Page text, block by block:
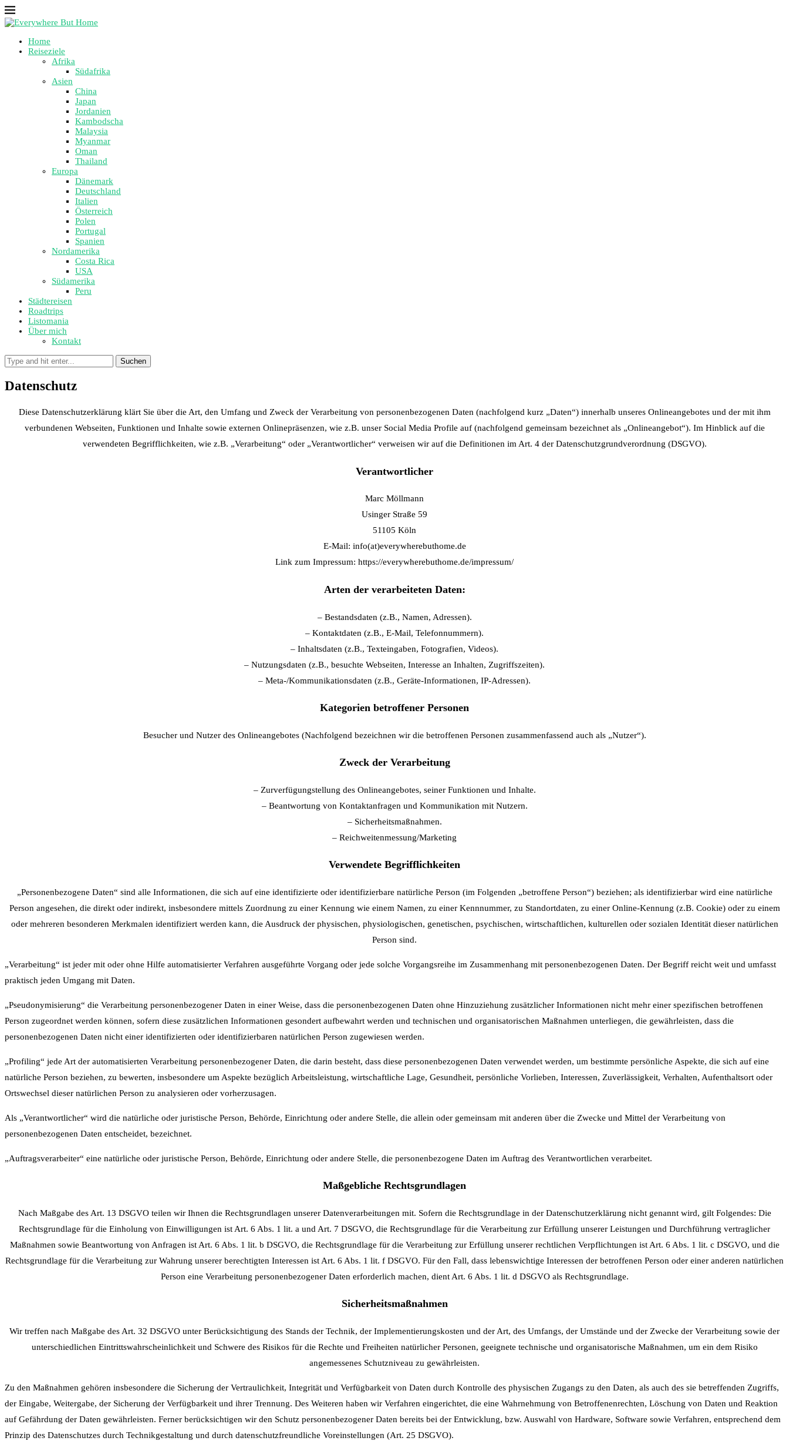
Home
Reiseziele
Afrika
Südafrika
Asien
China
Japan
Jordanien
Kambodscha
Malaysia
Myanmar
Oman
Thailand
Europa
Dänemark
Deutschland
Italien
Österreich
Polen
Portugal
Spanien
Nordamerika
Costa Rica
USA
Südamerika
Peru
Städtereisen
Roadtrips
Listomania
Über mich
Kontakt
Suchen
Datenschutz
Diese Datenschutzerklärung klärt Sie über die Art, den Umfang und Zweck der Verarbeitung von personenbezogenen Daten (nachfolgend kurz „Daten“) innerhalb unseres Onlineangebotes und der mit ihm
verbundenen Webseiten, Funktionen und Inhalte sowie externen Onlinepräsenzen, wie z.B. unser Social Media Profile auf (nachfolgend gemeinsam bezeichnet als „Onlineangebot“). Im Hinblick auf die
verwendeten Begrifflichkeiten, wie z.B. „Verarbeitung“ oder „Verantwortlicher“ verweisen wir auf die Definitionen im Art. 4 der Datenschutzgrundverordnung (DSGVO).
Verantwortlicher
Marc Möllmann
Usinger Straße 59
51105 Köln
E-Mail: info(at)everywherebuthome.de
Link zum Impressum: https://everywherebuthome.de/impressum/
Arten der verarbeiteten Daten:
– Bestandsdaten (z.B., Namen, Adressen).
– Kontaktdaten (z.B., E-Mail, Telefonnummern).
– Inhaltsdaten (z.B., Texteingaben, Fotografien, Videos).
– Nutzungsdaten (z.B., besuchte Webseiten, Interesse an Inhalten, Zugriffszeiten).
– Meta-/Kommunikationsdaten (z.B., Geräte-Informationen, IP-Adressen).
Kategorien betroffener Personen
Besucher und Nutzer des Onlineangebotes (Nachfolgend bezeichnen wir die betroffenen Personen zusammenfassend auch als „Nutzer“).
Zweck der Verarbeitung
– Zurverfügungstellung des Onlineangebotes, seiner Funktionen und Inhalte.
– Beantwortung von Kontaktanfragen und Kommunikation mit Nutzern.
– Sicherheitsmaßnahmen.
– Reichweitenmessung/Marketing
Verwendete Begrifflichkeiten
„Personenbezogene Daten“ sind alle Informationen, die sich auf eine identifizierte oder identifizierbare natürliche Person (im Folgenden „betroffene Person“) beziehen; als identifizierbar wird eine natürliche
Person angesehen, die direkt oder indirekt, insbesondere mittels Zuordnung zu einer Kennung wie einem Namen, zu einer Kennnummer, zu Standortdaten, zu einer Online-Kennung (z.B. Cookie) oder zu einem
oder mehreren besonderen Merkmalen identifiziert werden kann, die Ausdruck der physischen, physiologischen, genetischen, psychischen, wirtschaftlichen, kulturellen oder sozialen Identität dieser natürlichen
Person sind.
„Verarbeitung“ ist jeder mit oder ohne Hilfe automatisierter Verfahren ausgeführte Vorgang oder jede solche Vorgangsreihe im Zusammenhang mit personenbezogenen Daten. Der Begriff reicht weit und umfasst
praktisch jeden Umgang mit Daten.
„Pseudonymisierung“ die Verarbeitung personenbezogener Daten in einer Weise, dass die personenbezogenen Daten ohne Hinzuziehung zusätzlicher Informationen nicht mehr einer spezifischen betroffenen
Person zugeordnet werden können, sofern diese zusätzlichen Informationen gesondert aufbewahrt werden und technischen und organisatorischen Maßnahmen unterliegen, die gewährleisten, dass die
personenbezogenen Daten nicht einer identifizierten oder identifizierbaren natürlichen Person zugewiesen werden.
„Profiling“ jede Art der automatisierten Verarbeitung personenbezogener Daten, die darin besteht, dass diese personenbezogenen Daten verwendet werden, um bestimmte persönliche Aspekte, die sich auf eine
natürliche Person beziehen, zu bewerten, insbesondere um Aspekte bezüglich Arbeitsleistung, wirtschaftliche Lage, Gesundheit, persönliche Vorlieben, Interessen, Zuverlässigkeit, Verhalten, Aufenthaltsort oder
Ortswechsel dieser natürlichen Person zu analysieren oder vorherzusagen.
Als „Verantwortlicher“ wird die natürliche oder juristische Person, Behörde, Einrichtung oder andere Stelle, die allein oder gemeinsam mit anderen über die Zwecke und Mittel der Verarbeitung von
personenbezogenen Daten entscheidet, bezeichnet.
„Auftragsverarbeiter“ eine natürliche oder juristische Person, Behörde, Einrichtung oder andere Stelle, die personenbezogene Daten im Auftrag des Verantwortlichen verarbeitet.
Maßgebliche Rechtsgrundlagen
Nach Maßgabe des Art. 13 DSGVO teilen wir Ihnen die Rechtsgrundlagen unserer Datenverarbeitungen mit. Sofern die Rechtsgrundlage in der Datenschutzerklärung nicht genannt wird, gilt Folgendes: Die
Rechtsgrundlage für die Einholung von Einwilligungen ist Art. 6 Abs. 1 lit. a und Art. 7 DSGVO, die Rechtsgrundlage für die Verarbeitung zur Erfüllung unserer Leistungen und Durchführung vertraglicher
Maßnahmen sowie Beantwortung von Anfragen ist Art. 6 Abs. 1 lit. b DSGVO, die Rechtsgrundlage für die Verarbeitung zur Erfüllung unserer rechtlichen Verpflichtungen ist Art. 6 Abs. 1 lit. c DSGVO, und die
Rechtsgrundlage für die Verarbeitung zur Wahrung unserer berechtigten Interessen ist Art. 6 Abs. 1 lit. f DSGVO. Für den Fall, dass lebenswichtige Interessen der betroffenen Person oder einer anderen natürlichen
Person eine Verarbeitung personenbezogener Daten erforderlich machen, dient Art. 6 Abs. 1 lit. d DSGVO als Rechtsgrundlage.
Sicherheitsmaßnahmen
Wir treffen nach Maßgabe des Art. 32 DSGVO unter Berücksichtigung des Stands der Technik, der Implementierungskosten und der Art, des Umfangs, der Umstände und der Zwecke der Verarbeitung sowie der
unterschiedlichen Eintrittswahrscheinlichkeit und Schwere des Risikos für die Rechte und Freiheiten natürlicher Personen, geeignete technische und organisatorische Maßnahmen, um ein dem Risiko
angemessenes Schutzniveau zu gewährleisten.
Zu den Maßnahmen gehören insbesondere die Sicherung der Vertraulichkeit, Integrität und Verfügbarkeit von Daten durch Kontrolle des physischen Zugangs zu den Daten, als auch des sie betreffenden Zugriffs,
der Eingabe, Weitergabe, der Sicherung der Verfügbarkeit und ihrer Trennung. Des Weiteren haben wir Verfahren eingerichtet, die eine Wahrnehmung von Betroffenenrechten, Löschung von Daten und Reaktion
auf Gefährdung der Daten gewährleisten. Ferner berücksichtigen wir den Schutz personenbezogener Daten bereits bei der Entwicklung, bzw. Auswahl von Hardware, Software sowie Verfahren, entsprechend dem
Prinzip des Datenschutzes durch Technikgestaltung und durch datenschutzfreundliche Voreinstellungen (Art. 25 DSGVO).